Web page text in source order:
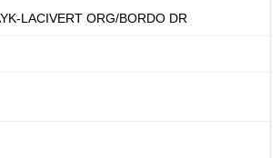
LACIVERT ORG/BORDO DR